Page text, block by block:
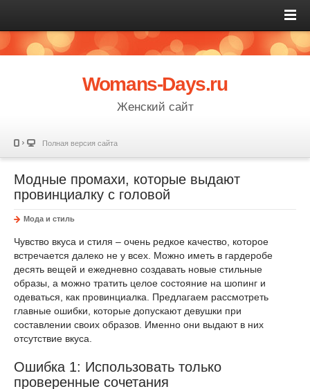
Womans-Days.ru
Женский сайт
Полная версия сайта
Модные промахи, которые выдают
провинциалку с головой
Мода и стиль
Чувство вкуса и стиля – очень редкое качество, которое
встречается далеко не у всех. Можно иметь в гардеробе
десять вещей и ежедневно создавать новые стильные
образы, а можно тратить целое состояние на шопинг и
одеваться, как провинциалка. Предлагаем рассмотреть
главные ошибки, которые допускают девушки при
составлении своих образов. Именно они выдают в них
отсутствие вкуса.
Ошибка 1: Использовать только
проверенные сочетания